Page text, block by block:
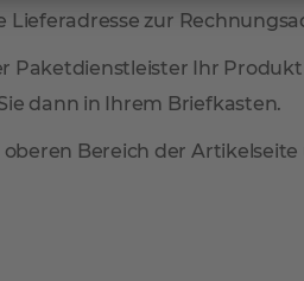
zur
Paketdienstleister Ihr
dann in Ihrem Briefkasten.
Bereich der